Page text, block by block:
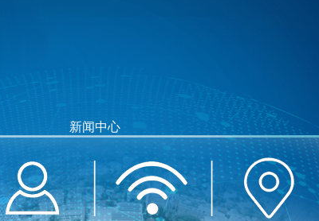
新闻中心